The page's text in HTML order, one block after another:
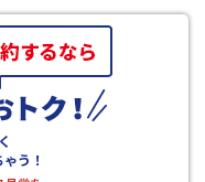
う！